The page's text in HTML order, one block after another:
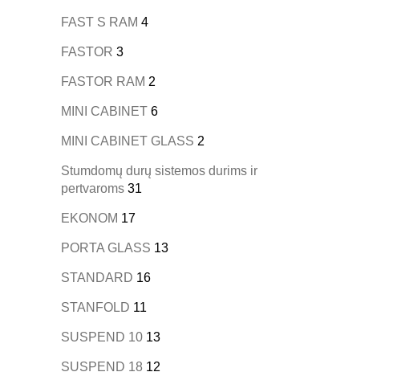
FAST S RAM 4
FASTOR 3
FASTOR RAM 2
MINI CABINET 6
MINI CABINET GLASS 2
Stumdomų durų sistemos durims ir
pertvaroms 31
EKONOM 17
PORTA GLASS 13
STANDARD 16
STANFOLD 11
SUSPEND 10 13
SUSPEND 18 12